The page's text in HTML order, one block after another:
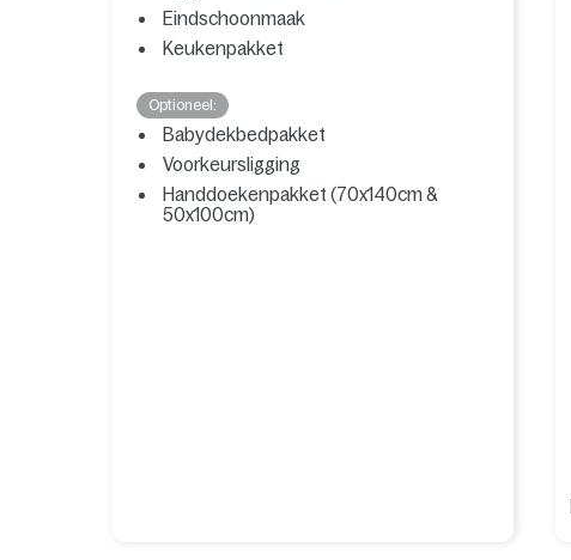
Eindschoonmaak
Keukenpakket
Optioneel:
Babydekbedpakket
Voorkeursligging
Handdoekenpakket (70x140cm &
50x100cm)